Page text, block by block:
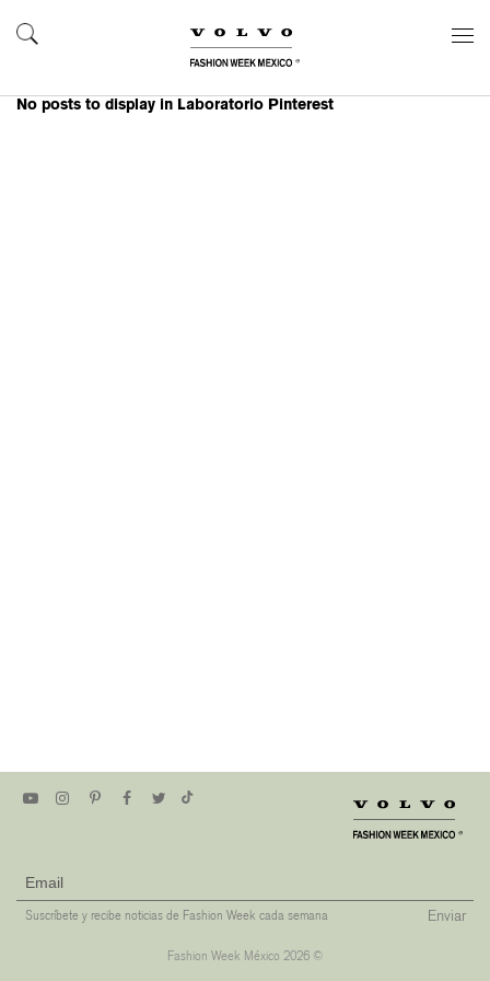
No posts to display in Laboratorio Pinterest
Suscríbete y recibe noticias de Fashion Week cada semana Enviar
Fashion Week México 2026 ©